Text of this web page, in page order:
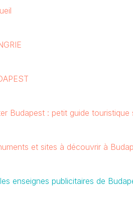
Budapest : petit guide
et sites à découvrir à
enseignes publicitaires de